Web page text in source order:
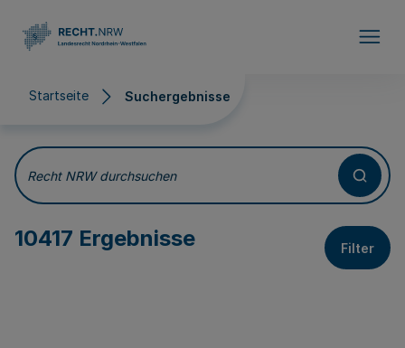
Startseite Suchergebnisse
Suchergebnisse
Recht NRW durchsuchen
10417 Ergebnisse Filter